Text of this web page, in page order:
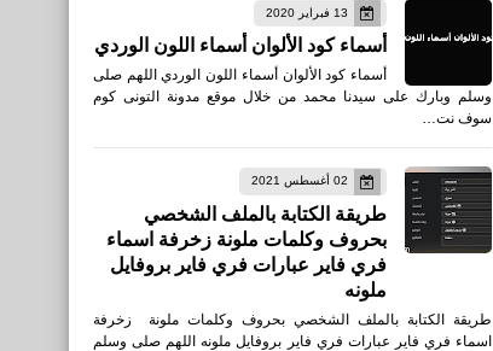
13 فبراير 2020
أسماء كود الألوان أسماء اللون الوردي
أسماء كود الألوان أسماء اللون الوردي اللهم صلى
وسلم وبارك على سيدنا محمد من خلال موقع مدونة التونى كوم
سوف نت…
02 أغسطس 2021
طريقة الكتابة بالملف الشخصي
بحروف وكلمات ملونة زخرفة اسماء
فري فاير عبارات فري فاير بروفايل
ملونه
طريقة الكتابة بالملف الشخصي بحروف وكلمات ملونة زخرفة
اسماء فري فاير عبارات فري فاير بروفايل ملونه اللهم صلى وسلم
تكنولوجيا